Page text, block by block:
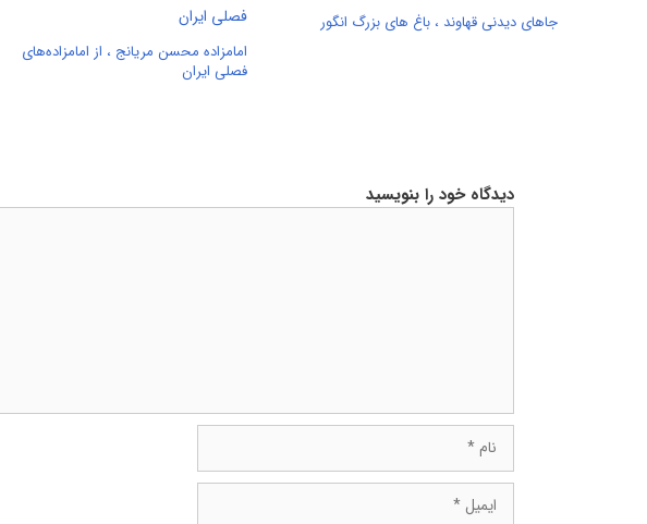
جاهای دیدنی قهاوند ، باغ های بزرگ انگور
امامزاده محسن مریانج ، از امامزاده‌های
فصلی ایران
دیدگاه خود را بنویسید
ایمیل